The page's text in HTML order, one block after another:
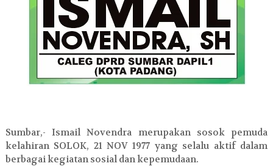
Sumbar,- Ismail Novendra merupakan sosok pemuda
kelahiran SOLOK, 21 NOV 1977 yang selalu aktif dalam
berbagai kegiatan sosial dan kepemudaan.